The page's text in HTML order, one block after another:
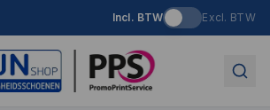
Incl. BTW Excl. BTW